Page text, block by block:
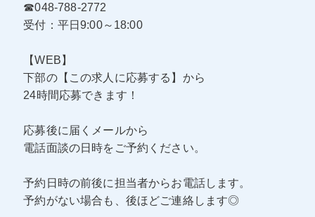
☎048-788-2772
受付：平日9:00～18:00
【WEB】
下部の【この求人に応募する】から
24時間応募できます！
応募後に届くメールから
電話面談の日時をご予約ください。
予約日時の前後に担当者からお電話します。
予約がない場合も、後ほどご連絡します◎